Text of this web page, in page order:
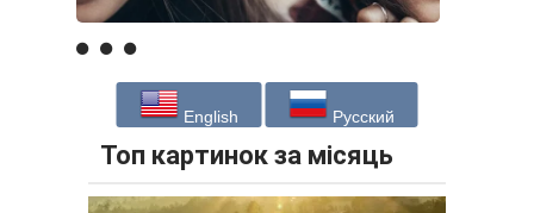
English Русский
Топ картинок за місяць